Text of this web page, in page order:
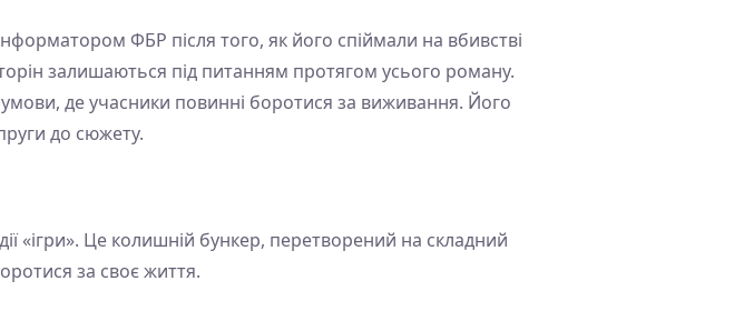
ФБР після того, як його спіймали на вбивстві
залишаються під питанням протягом усього роману.
де учасники повинні боротися за виживання. Його
до сюжету.
«ігри». Це колишній бункер, перетворений на складний
за своє життя.